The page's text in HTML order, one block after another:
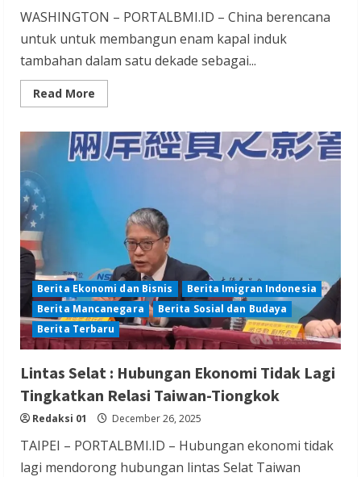
WASHINGTON – PORTALBMI.ID – China berencana
untuk untuk membangun enam kapal induk
tambahan dalam satu dekade sebagai...
Read More
more
denganAS
Memanas,
Cina
Kapal
Dalam
Tahun
Berita Ekonomi dan Bisnis
Berita Imigran Indonesia
Berita Mancanegara
Berita Sosial dan Budaya
Berita Terbaru
Lintas Selat : Hubungan Ekonomi Tidak Lagi
Tingkatkan Relasi Taiwan-Tiongkok
Redaksi 01 December 26, 2025
TAIPEI – PORTALBMI.ID – Hubungan ekonomi tidak
lagi mendorong hubungan lintas Selat Taiwan